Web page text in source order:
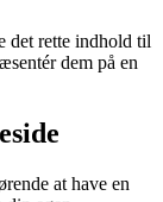
det rette indhold til
dem på en
at have en